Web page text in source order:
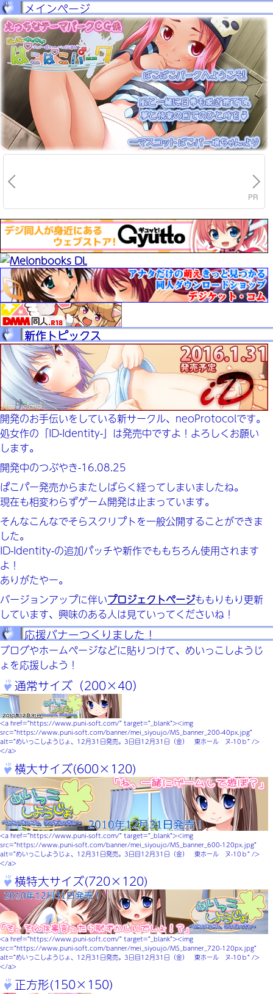
メインページ
PR
新作トピックス
開発のお手伝いをしている新サークル、neoProtocolです。
処女作の「ID-Identity-」は発売中ですよ！よろしくお願い
します。
開発中のつぶやき-16.08.25
ぱこパー発売からまたしばらく経ってしまいましたね。
現在も相変わらずゲーム開発は止まっています。
そんなこんなでそらスクリプトを一般公開することができま
した。
ID-Identity-の追加パッチや新作でももちろん使用されます
よ！
ありがたやー。
バージョンアップに伴いプロジェクトページももりもり更新
しています、興味のある人は見ていってくださいね！
応援バナーつくりました！
ブログやホームページなどに貼りつけて、めいっこしようじ
ょを応援しよう！
通常サイズ（200×40）
<a href=”https://www.puni-soft.com/” target=”_blank”><img
src=”https://www.puni-soft.com/banner/mei_siyoujo/MS_banner_200-40px.jpg”
alt=”めいっこしようじょ、12月31日発売。3日目12月31日（金） 東ホール ヌ-10ｂ” />
</a>
横大サイズ(600×120)
<a href=”https://www.puni-soft.com/” target=”_blank”><img
src=”https://www.puni-soft.com/banner/mei_siyoujo/MS_banner_600-120px.jpg”
alt=”めいっこしようじょ、12月31日発売。3日目12月31日（金） 東ホール ヌ-10ｂ” />
</a>
横特大サイズ(720×120)
<a href=”https://www.puni-soft.com/” target=”_blank”><img
src=”https://www.puni-soft.com/banner/mei_siyoujo/MS_banner_720-120px.jpg”
alt=”めいっこしようじょ、12月31日発売。3日目12月31日（金） 東ホール ヌ-10ｂ” />
</a>
正方形(150×150)